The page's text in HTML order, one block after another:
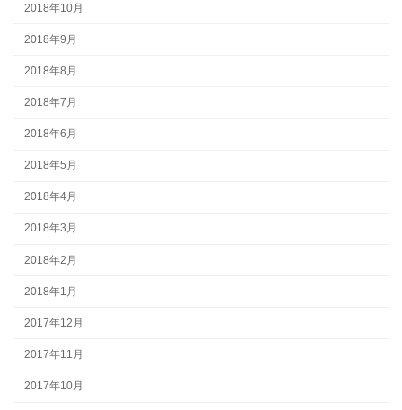
2018年10月
2018年9月
2018年8月
2018年7月
2018年6月
2018年5月
2018年4月
2018年3月
2018年2月
2018年1月
2017年12月
2017年11月
2017年10月